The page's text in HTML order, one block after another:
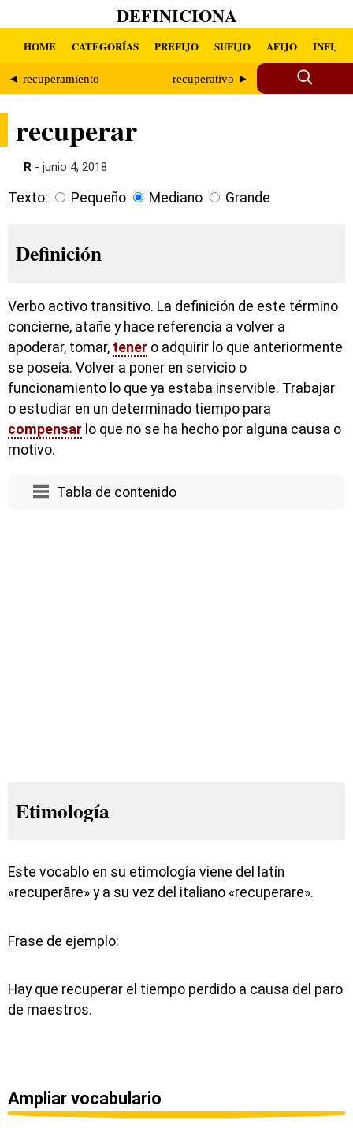
DEFINICIONA
HOME CATEGORÍAS PREFIJO SUFIJO AFIJO INFIJO
◄ recuperamiento recuperativo ►
recuperar
R - junio 4, 2018
Texto: Pequeño Mediano Grande
Definición
Verbo activo transitivo. La definición de este término
concierne, atañe y hace referencia a volver a
apoderar, tomar, tener o adquirir lo que anteriormente
se poseía. Volver a poner en servicio o
funcionamiento lo que ya estaba inservible. Trabajar
o estudiar en un determinado tiempo para
compensar lo que no se ha hecho por alguna causa o
motivo.
Tabla de contenido
Etimología
Este vocablo en su etimología viene del latín
«recuperāre» y a su vez del italiano «recuperare».
Frase de ejemplo:
Hay que recuperar el tiempo perdido a causa del paro
de maestros.
Ampliar vocabulario